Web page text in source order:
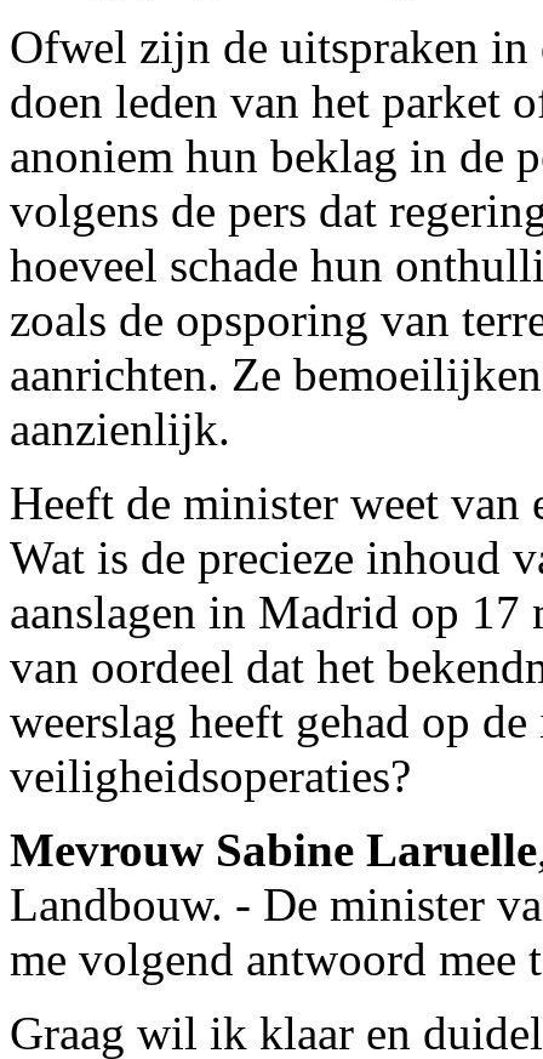
Ofwel zijn de uitspraken in
doen leden van het parket
anoniem hun beklag in de
volgens de pers dat
hoeveel schade hun
zoals de opsporing van
aanrichten. Ze
aanzienlijk.
Heeft de minister weet van
Wat is de precieze inhoud
aanslagen in Madrid op
van oordeel dat het
weerslag heeft gehad op
veiligheidsoperaties?
Mevrouw Sabine Laruelle
Landbouw. - De minister
me volgend antwoord mee
Graag wil ik klaar en